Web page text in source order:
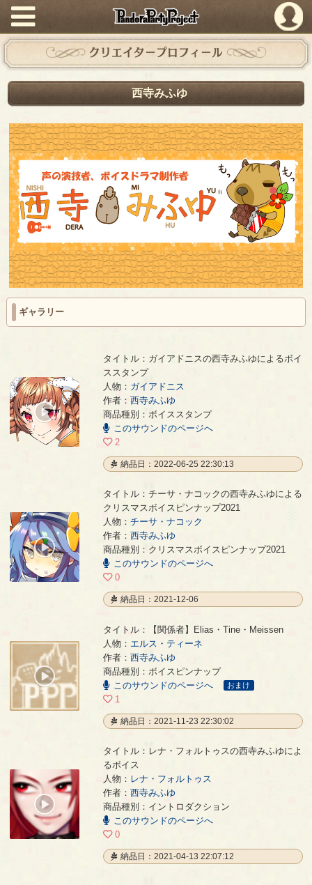
PandoraPartyProject
クリエイタープロフィール
西寺みふゆ
ギャラリー
ガイアドニスの西寺みふゆによるボイススタンプ
00:00
00:03
タイトル：ガイアドニスの西寺みふゆによるボイ
ススタンプ
人物： ガイアドニス
作者： 西寺みふゆ
商品種別：ボイススタンプ
このサウンドのページへ
2
納品日：2022-06-25 22:30:13
チーサ・ナコックの西寺みふゆによるクリスマスボイスピンナップ2021
00:00
00:17
タイトル：チーサ・ナコックの西寺みふゆによる
クリスマスボイスピンナップ2021
人物： チーサ・ナコック
作者： 西寺みふゆ
商品種別：クリスマスボイスピンナップ2021
このサウンドのページへ
0
納品日：2021-12-06
【関係者】Elias・Tine・Meissen - 西寺みふゆ
タイトル：【関係者】Elias・Tine・Meissen
人物： エルス・ティーネ
作者： 西寺みふゆ
商品種別：ボイスピンナップ
このサウンドのページへ
おまけ
1
納品日：2021-11-23 22:30:02
レナ・フォルトゥスの西寺みふゆによるボイス
00:00
00:17
タイトル：レナ・フォルトゥスの西寺みふゆによ
るボイス
人物： レナ・フォルトゥス
作者： 西寺みふゆ
商品種別：イントロダクション
このサウンドのページへ
0
納品日：2021-04-13 22:07:12